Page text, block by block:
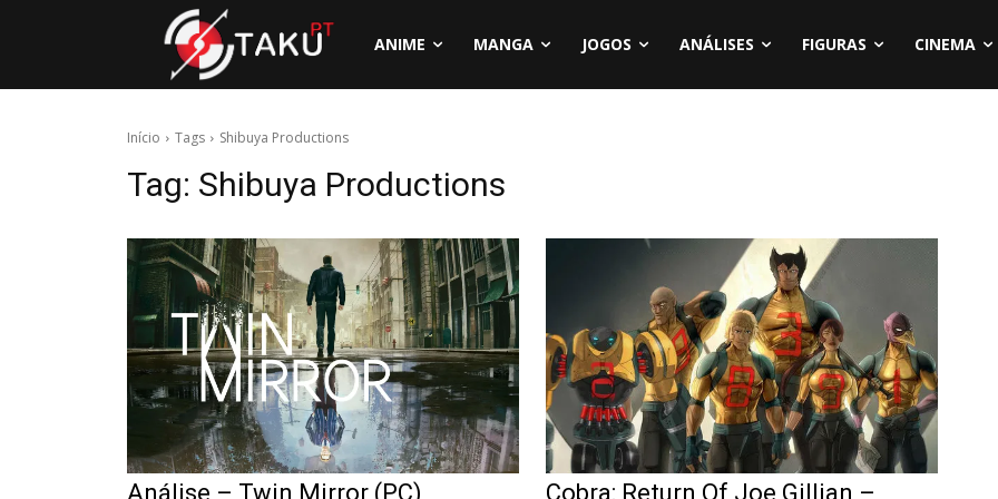
ANIME MANGA JOGOS ANÁLISES FIGURAS CINEMA
Início Tags Shibuya Productions
Tag: Shibuya Productions
Análise – Twin Mirror (PC)
Cobra: Return Of Joe Gillian –